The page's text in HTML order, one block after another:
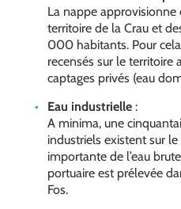
La nappe approvisionne
territoire de la Crau et
000 habitants. Pour
recensés sur le territoire
captages privés (eau
Eau industrielle :
A minima, une
industriels existent sur
importante de l’eau
portuaire est prélevée
Fos.